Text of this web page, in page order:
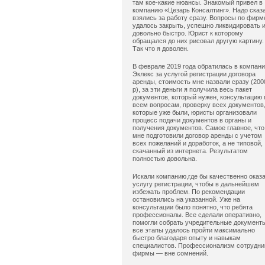
там кое-какие нюансы. Знакомый привел в
компанию «Цезарь Консалтинг». Надо
взялись за работу сразу. Вопросы по
удалось закрыть, успешно ликвидировать и
довольно быстро. Юрист к которому
обращался до них рисовал другую картину.
Так что я доволен.
В феврале 2019 года обратилась в
Эклекс за услугой регистрации договора
аренды, стоимость мне назвали сразу
р), за эти деньги я получила весь пакет
документов, который нужен, консультацию
всем вопросам, проверку всех документов,
которые уже были, юристы организовали
процесс подачи документов в органы и
получения документов. Самое главное, что
мне подготовили договор аренды с учетом
всех пожеланий и доработок, а не типовой,
скачанный из интернета. Результатом
полностью довольна.
Искали компанию,где бы качественно
услугу регистрации, чтобы в дальнейшем
избежать проблем. По рекомендации
остановились на указанной. Уже на
консультации было понятно, что ребята
профессионалы. Все сделали оперативно,
помогли собрать учредительные
все этапы удалось пройти максимально
быстро благодаря опыту и навыкам
специалистов. Профессионализм
фирмы — вне сомнений.